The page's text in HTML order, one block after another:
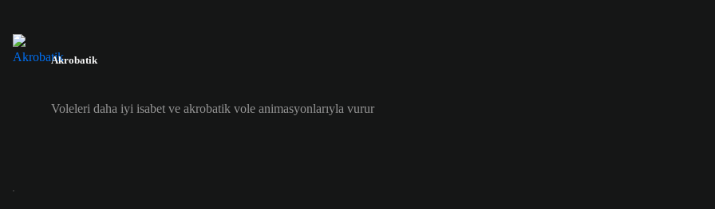
Akrobatik
Voleleri daha iyi isabet ve akrobatik vole animasyonlarıyla vurur